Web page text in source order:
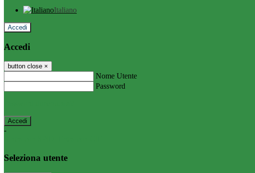
Italiano
Accedi
Accedi
button close ×
Nome Utente
Password
-
Seleziona utente